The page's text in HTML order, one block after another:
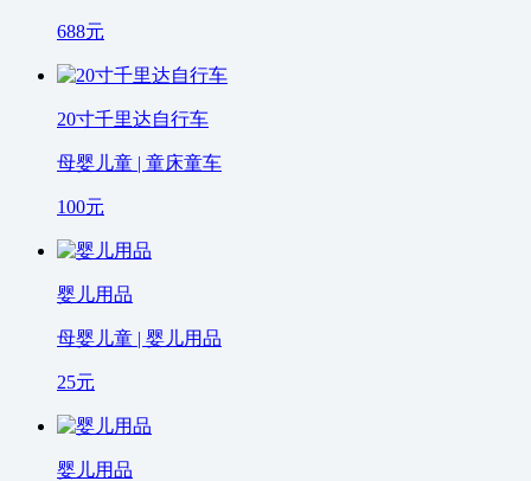
688元
20寸千里达自行车
母婴儿童 | 童床童车
100元
婴儿用品
母婴儿童 | 婴儿用品
25元
婴儿用品